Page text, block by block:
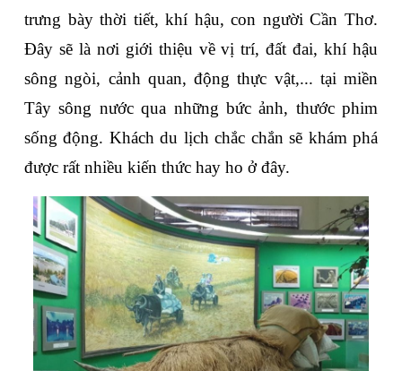
trưng bày thời tiết, khí hậu, con người Cần Thơ.
Đây sẽ là nơi giới thiệu về vị trí, đất đai, khí hậu
sông ngòi, cảnh quan, động thực vật,... tại miền
Tây sông nước qua những bức ảnh, thước phim
sống động. Khách du lịch chắc chắn sẽ khám phá
được rất nhiều kiến thức hay ho ở đây.